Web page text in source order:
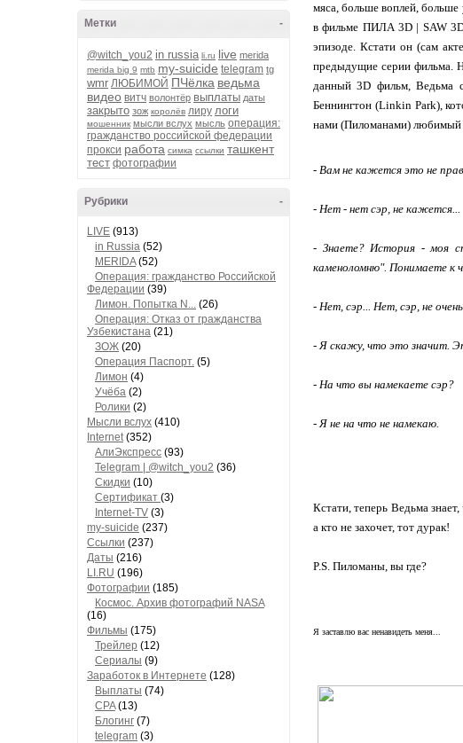
-
Метки
@witch_you2 in russia li.ru live merida
merida big 9 mtb my-suicide telegram tg
wmr ЛЮБИМОЙ ПЧёлка ведьма
видео витч волонтёр выплаты даты
закрыто зож королёв лиру логи
мошенник мысли вслух мысль операция:
гражданство российской федерации
прокси работа симка ссылки ташкент
тест фотографии
-
Рубрики
LIVE (913)
in Russia (52)
MERIDA(52)
Операция: гражданство Российской
Федерации (39)
Лимон. Попытка N... (26)
Операция: Отказ от гражданства
Узбекистана (21)
ЗОЖ (20)
Операция Паспорт. (5)
Лимон (4)
Учёба (2)
Ролики (2)
Мысли вслух (410)
Internet(352)
АлиЭкспресс (93)
Telegram | @witch_you2 (36)
Скидки (10)
Сертификат (3)
Internet-TV (3)
my-suicide (237)
Ссылки (237)
Даты (216)
LI.RU (196)
Фотографии (185)
Космос. Архив фотографий NASA
(16)
Фильмы (175)
Трейлер (12)
Сериалы (9)
Заработок в Интернете (128)
Выплаты (74)
CPA(13)
Блогинг (7)
telegram (3)
мяса, больше воплей,
в фильме ПИЛА 3D | SAW 3D
эпизоде. Кстати он (сам
предыдущие серии фильма.
данный 3D фильм, Ведьма
Беннингтон (Linkin Park),
нами (Пиломанами) любимый
- Вам не кажется это не
- Нет - нет сэр, не кажется...
- Знаете? История - моя
каменоломню". Понимаете к
- Нет, сэр... Нет, сэр, не
- Я скажу, что это значит.
- На что вы намекаете сэр?
- Я не на что не намекаю.
Кстати, теперь Ведьма
а кто не захочет, тот дурак!
P.S. Пиломаны, вы где?
Я заставлю вас ненавидеть меня...